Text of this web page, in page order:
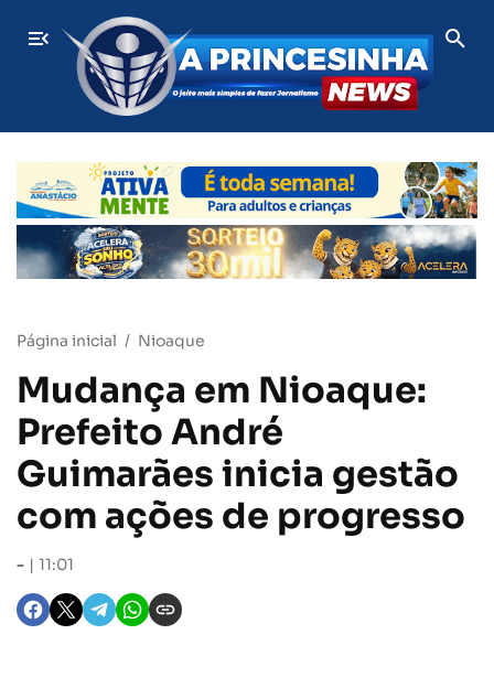
ÚLTIMAS
deixa vários feridos na BR-376, em MS
Página inicial Nioaque
Mudança em Nioaque:
Prefeito André
Guimarães inicia gestão
com ações de progresso
- 11:01